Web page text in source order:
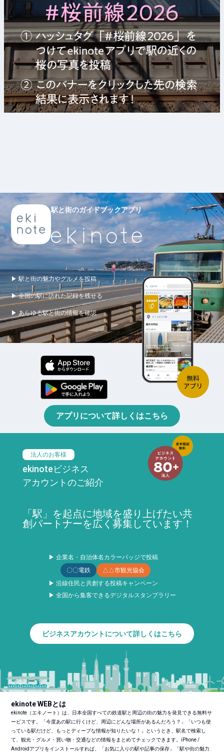
駅と街のガイドブックアプリ
▶ 駅と街の魅力やグルメを投稿
▶ 全国の駅に訪れた記録を残せる
▶ あらゆる駅と街の情報を確認
アプリについて詳しくはこちら
法人のお客様
ekinoteビジネス
アカウントのご紹介
「駅」を起点に地域を盛り上げたい共
創パートナーを広く募集しています！
▶ 企業名・自治体名カラーバッジで投稿
〇〇電鉄
△△市観光協会
▶ 沿線住民と共創する投稿キャンペーン
▶ 全国から集客できるデジタルスタンプラリー
ビジネスアカウントについて詳しくはこちら
ekinote WEBとは
ekinote（エキノート）は、日本全国すべての鉄道駅と周辺の街の魅力を発見できる無料サ
ービスです。「今度あの駅に行くけど、周辺にどんな場所があるんだろう？」「いつも使
っている駅だけど、もっとディープな情報が知りたいな！」というとき、駅名で検索し
て、観光・グルメ・買い物・交通などの情報をまとめてチェックできます。iPhone /
Androidアプリをインストールすれば、「お気に入りの駅や記事の保存」「駅や街の魅力